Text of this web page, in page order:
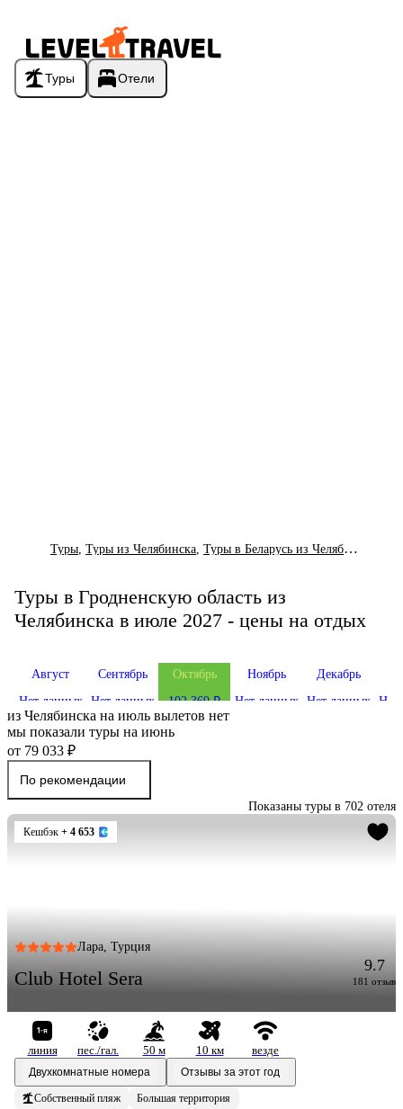
Туры Отели
Туры Туры из Челябинска Туры в Беларусь из Челябинска
Туры в Гродненскую область из
Челябинска в июле 2027 - цены на отдых
Август
Нет данных
Сентябрь
Нет данных
Октябрь
102 369 ₽
Ноябрь
Нет данных
Декабрь
Нет данных
Нет
из Челябинска на июль вылетов нет
мы показали туры на июнь
от 79 033 ₽
По рекомендации
Показаны туры в 702 отеля
Кешбэк + 4 653
Лара, Турция
Club Hotel Sera
9.7
181 отзыв
линия пес./гал. 50 м 10 км
везде
Двухкомнатные номера
Отзывы за этот год
Собственный пляж Большая территория